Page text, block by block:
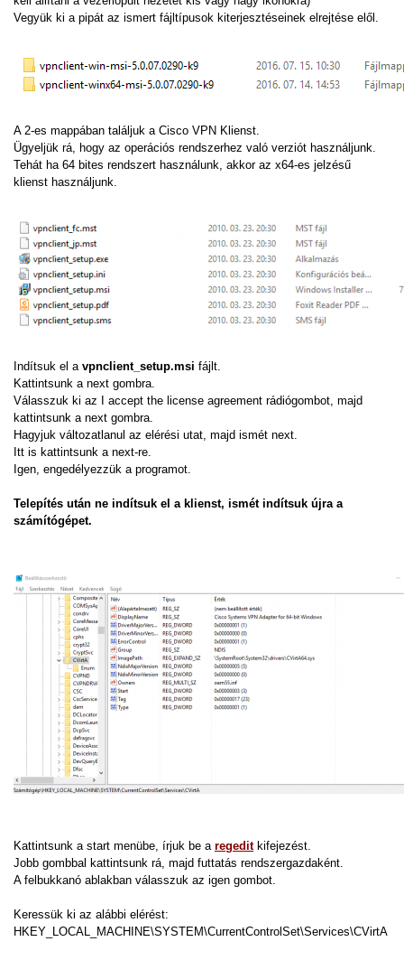
Vegyük ki a pipát az ismert fájltípusok kiterjesztéseinek elrejtése elől.
A 2-es mappában találjuk a Cisco VPN Klienst.
Ügyeljük rá, hogy az operációs rendszerhez való verziót használjunk.
Tehát ha 64 bites rendszert használunk, akkor az x64-es jelzésű
klienst használjunk.
Indítsuk el a vpnclient_setup.msi fájlt.
Kattintsunk a next gombra.
Válasszuk ki az I accept the license agreement rádiógombot, majd
kattintsunk a next gombra.
Hagyjuk változatlanul az elérési utat, majd ismét next.
Itt is kattintsunk a next-re.
Igen, engedélyezzük a programot.
Telepítés után ne indítsuk el a klienst, ismét indítsuk újra a
számítógépet.
Kattintsunk a start menübe, írjuk be a regeditkifejezést.
Jobb gombbal kattintsunk rá, majd futtatás rendszergazdaként.
A felbukkanó ablakban válasszuk az igen gombot.
Keressük ki az alábbi elérést:
HKEY_LOCAL_MACHINE\SYSTEM\CurrentControlSet\Services\CVirtA